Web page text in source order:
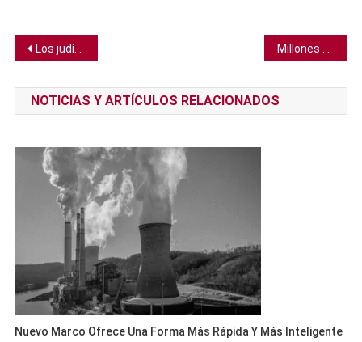
Navegación
de
entradas
Los judíos asquenazíes del siglo XIV eran genéticamente más diversos que sus descendientes actuales
NOTICIAS Y ARTÍCULOS RELACIONADOS
Nuevo Marco Ofrece Una Forma Más Rápida Y Más Inteligente